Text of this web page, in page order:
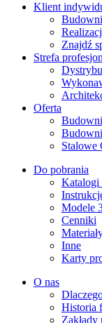
Klient
Znajdź
Strefa
Oferta
Stalowe
Do pobrania
Katalogi
Modele
Cenniki
Inne
Karty
O nas
Historia